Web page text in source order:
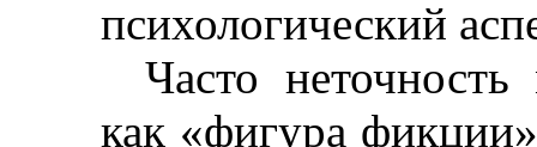
психологический
Часто
как «фигура